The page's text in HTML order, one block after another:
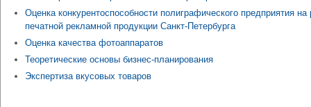
Оценка конкурентоспособности полиграфического предприятия на
печатной рекламной продукции Санкт-Петербурга
Оценка качества фотоаппаратов
Теоретические основы бизнес-планирования
Экспертиза вкусовых товаров